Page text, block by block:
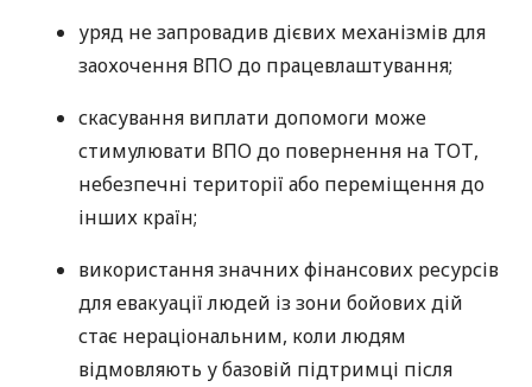
уряд не запровадив дієвих механізмів для
заохочення ВПО до працевлаштування;
скасування виплати допомоги може
стимулювати ВПО до повернення на ТОТ,
небезпечні території або переміщення до
інших країн;
використання значних фінансових ресурсів
для евакуації людей із зони бойових дій
стає нераціональним, коли людям
відмовляють у базовій підтримці після